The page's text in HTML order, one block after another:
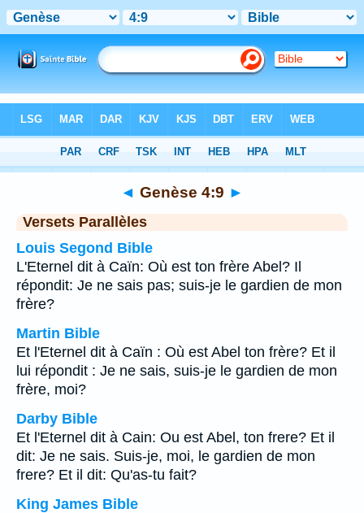
Chapitre 4> Verset 9
◄ Genèse 4:9 ►
Versets Parallèles
Louis Segond Bible
L'Eternel dit à Caïn: Où est ton frère Abel? Il
répondit: Je ne sais pas; suis-je le gardien de mon
frère?
Martin Bible
Et l'Eternel dit à Caïn : Où est Abel ton frère? Et il
lui répondit : Je ne sais, suis-je le gardien de mon
frère, moi?
Darby Bible
Et l'Eternel dit à Cain: Ou est Abel, ton frere? Et il
dit: Je ne sais. Suis-je, moi, le gardien de mon
frere? Et il dit: Qu'as-tu fait?
King James Bible